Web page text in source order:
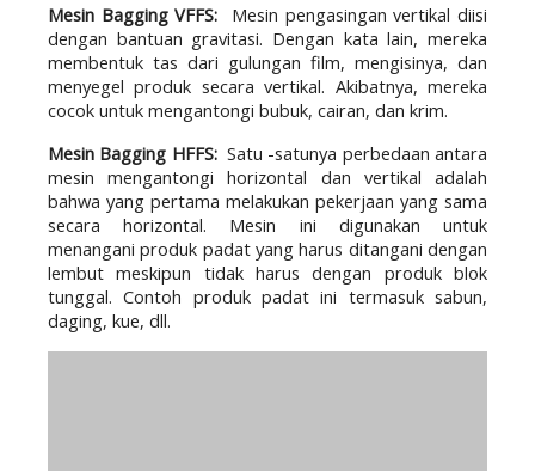
Mesin Bagging VFFS:
Mesin pengasingan vertikal diisi
dengan bantuan gravitasi. Dengan kata lain, mereka
membentuk tas dari gulungan film, mengisinya, dan
menyegel produk secara vertikal. Akibatnya, mereka
cocok untuk mengantongi bubuk, cairan, dan krim.
Mesin Bagging HFFS: Satu -satunya perbedaan antara
mesin mengantongi horizontal dan vertikal adalah
bahwa yang pertama melakukan pekerjaan yang sama
secara horizontal. Mesin ini digunakan untuk
menangani produk padat yang harus ditangani dengan
lembut meskipun tidak harus dengan produk blok
tunggal. Contoh produk padat ini termasuk sabun,
daging, kue, dll.